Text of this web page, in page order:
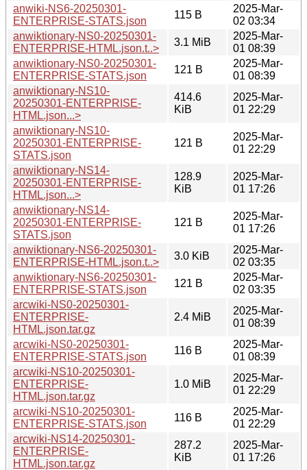
anwiki-NS6-20250301-
ENTERPRISE-STATS.json
115 B
2025-Mar-
02 03:34
anwiktionary-NS0-20250301-
ENTERPRISE-HTML.json.t..>
3.1 MiB
2025-Mar-
01 08:39
anwiktionary-NS0-20250301-
ENTERPRISE-STATS.json
121 B
2025-Mar-
01 08:39
anwiktionary-NS10-
20250301-ENTERPRISE-
HTML.json...>
414.6
KiB
2025-Mar-
01 22:29
anwiktionary-NS10-
20250301-ENTERPRISE-
STATS.json
121 B
2025-Mar-
01 22:29
anwiktionary-NS14-
20250301-ENTERPRISE-
HTML.json...>
128.9
KiB
2025-Mar-
01 17:26
anwiktionary-NS14-
20250301-ENTERPRISE-
STATS.json
121 B
2025-Mar-
01 17:26
anwiktionary-NS6-20250301-
ENTERPRISE-HTML.json.t..>
3.0 KiB
2025-Mar-
02 03:35
anwiktionary-NS6-20250301-
ENTERPRISE-STATS.json
121 B
2025-Mar-
02 03:35
arcwiki-NS0-20250301-
ENTERPRISE-
HTML.json.tar.gz
2.4 MiB
2025-Mar-
01 08:39
arcwiki-NS0-20250301-
ENTERPRISE-STATS.json
116 B
2025-Mar-
01 08:39
arcwiki-NS10-20250301-
ENTERPRISE-
HTML.json.tar.gz
1.0 MiB
2025-Mar-
01 22:29
arcwiki-NS10-20250301-
ENTERPRISE-STATS.json
116 B
2025-Mar-
01 22:29
arcwiki-NS14-20250301-
ENTERPRISE-
HTML.json.tar.gz
287.2
KiB
2025-Mar-
01 17:26